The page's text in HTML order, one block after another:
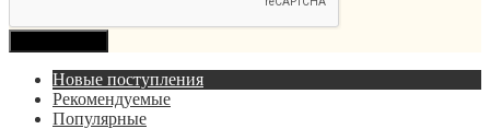
Новые поступления
Рекомендуемые
Популярные